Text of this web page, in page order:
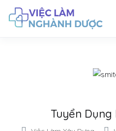
Tuyển Dụng